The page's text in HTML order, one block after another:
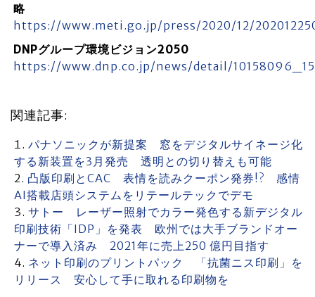
略
https://www.meti.go.jp/press/2020/12/
DNPグループ環境ビジョン2050
https://www.dnp.co.jp/news/detail/
関連記事:
パナソニックが新提案 窓をデジタルサイネージ化
する新装置を3月発売 透明との切り替えも可能
凸版印刷とCAC 表情を読みクーポン発券!? 感情
AI搭載店頭システムをリテールテックでデモ
サトー レーザー照射でカラー発色する新デジタル
印刷技術「IDP」を発表 欧州では大手ブランドオー
ナーで導入済み 2021年に売上250 億円目指す
ネット印刷のプリントパック 「抗菌ニス印刷」を
リリース 安心して手に取れる印刷物を